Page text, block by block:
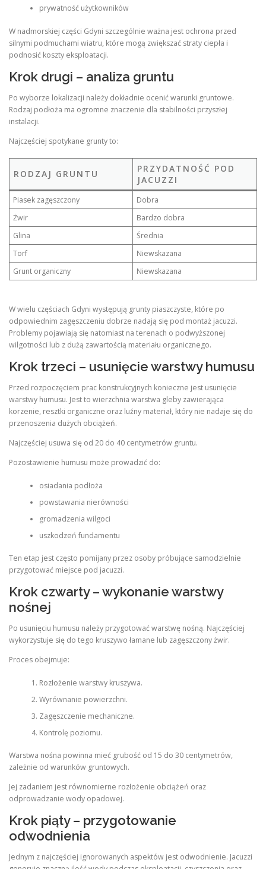
prywatność użytkowników
W nadmorskiej części Gdyni szczególnie ważna jest ochrona przed
silnymi podmuchami wiatru, które mogą zwiększać straty ciepła i
podnosić koszty eksploatacji.
Krok drugi – analiza gruntu
Po wyborze lokalizacji należy dokładnie ocenić warunki gruntowe.
Rodzaj podłoża ma ogromne znaczenie dla stabilności przyszłej
instalacji.
Najczęściej spotykane grunty to:
RODZAJ GRUNTU
PRZYDATNOŚĆ POD
JACUZZI
Piasek zagęszczony
Dobra
Żwir
Bardzo dobra
Glina
Średnia
Torf
Niewskazana
Grunt organiczny
Niewskazana
W wielu częściach Gdyni występują grunty piaszczyste, które po
odpowiednim zagęszczeniu dobrze nadają się pod montaż jacuzzi.
Problemy pojawiają się natomiast na terenach o podwyższonej
wilgotności lub z dużą zawartością materiału organicznego.
Krok trzeci – usunięcie warstwy humusu
Przed rozpoczęciem prac konstrukcyjnych konieczne jest usunięcie
warstwy humusu. Jest to wierzchnia warstwa gleby zawierająca
korzenie, resztki organiczne oraz luźny materiał, który nie nadaje się do
przenoszenia dużych obciążeń.
Najczęściej usuwa się od 20 do 40 centymetrów gruntu.
Pozostawienie humusu może prowadzić do:
osiadania podłoża
powstawania nierówności
gromadzenia wilgoci
uszkodzeń fundamentu
Ten etap jest często pomijany przez osoby próbujące samodzielnie
przygotować miejsce pod jacuzzi.
Krok czwarty – wykonanie warstwy
nośnej
Po usunięciu humusu należy przygotować warstwę nośną. Najczęściej
wykorzystuje się do tego kruszywo łamane lub zagęszczony żwir.
Proces obejmuje:
Rozłożenie warstwy kruszywa.
Wyrównanie powierzchni.
Zagęszczenie mechaniczne.
Kontrolę poziomu.
Warstwa nośna powinna mieć grubość od 15 do 30 centymetrów,
zależnie od warunków gruntowych.
Jej zadaniem jest równomierne rozłożenie obciążeń oraz
odprowadzanie wody opadowej.
Krok piąty – przygotowanie
odwodnienia
Jednym z najczęściej ignorowanych aspektów jest odwodnienie. Jacuzzi